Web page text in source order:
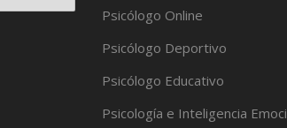
Psicólogo Online
Psicólogo Deportivo
Psicólogo Educativo
Psicología e Inteligencia